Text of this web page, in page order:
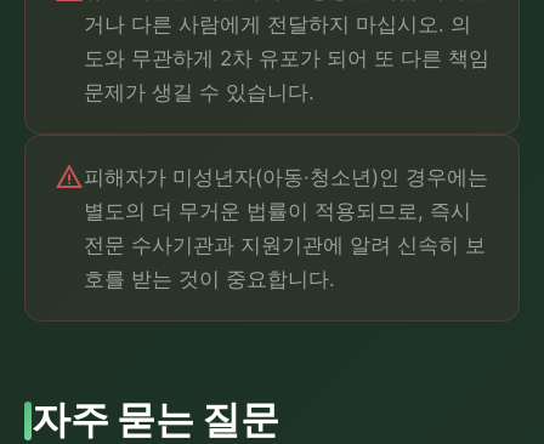
거나 다른 사람에게 전달하지 마십시오. 의
도와 무관하게 2차 유포가 되어 또 다른 책임
문제가 생길 수 있습니다.
warning피해자가 미성년자(아동·청소년)인 경우에는
별도의 더 무거운 법률이 적용되므로, 즉시
전문 수사기관과 지원기관에 알려 신속히 보
호를 받는 것이 중요합니다.
자주 묻는 질문